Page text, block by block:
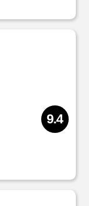
9.4